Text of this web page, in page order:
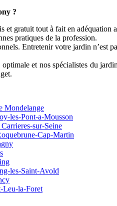
?
et gratuit tout à fait en adéquation
pratiques de la profession.
Entretenir votre jardin n’est
et nos spécialistes du
Mondelange
les-Pont-a-Mousson
sur-Seine
Cap-Martin
les-Saint-Avold
Leu-la-Foret